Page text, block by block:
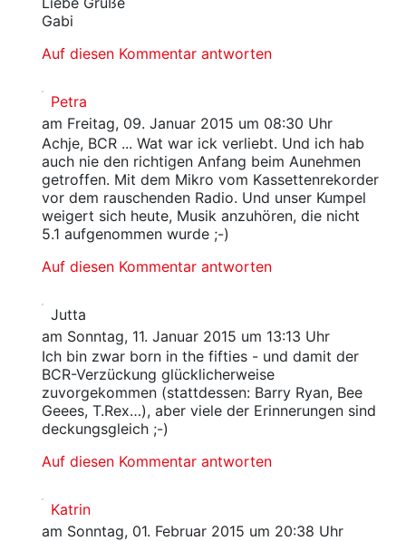
Gabi
Auf diesen Kommentar antworten
Petra
am Freitag, 09. Januar 2015 um 08:30 Uhr
Achje, BCR ... Wat war ick verliebt. Und ich hab
auch nie den richtigen Anfang beim Aunehmen
getroffen. Mit dem Mikro vom Kassettenrekorder
vor dem rauschenden Radio. Und unser Kumpel
weigert sich heute, Musik anzuhören, die nicht
5.1 aufgenommen wurde ;-)
Auf diesen Kommentar antworten
Jutta
am Sonntag, 11. Januar 2015 um 13:13 Uhr
Ich bin zwar born in the fifties - und damit der
BCR-Verzückung glücklicherweise
zuvorgekommen (stattdessen: Barry Ryan, Bee
Geees, T.Rex…), aber viele der Erinnerungen sind
deckungsgleich ;-)
Auf diesen Kommentar antworten
Katrin
am Sonntag, 01. Februar 2015 um 20:38 Uhr